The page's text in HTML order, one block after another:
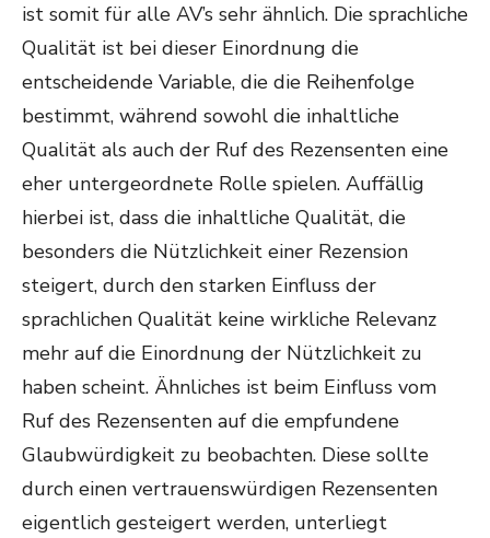
ist somit für alle AV’s sehr ähnlich. Die sprachliche
Qualität ist bei dieser Einordnung die
entscheidende Variable, die die Reihenfolge
bestimmt, während sowohl die inhaltliche
Qualität als auch der Ruf des Rezensenten eine
eher untergeordnete Rolle spielen. Auffällig
hierbei ist, dass die inhaltliche Qualität, die
besonders die Nützlichkeit einer Rezension
steigert, durch den starken Einfluss der
sprachlichen Qualität keine wirkliche Relevanz
mehr auf die Einordnung der Nützlichkeit zu
haben scheint. Ähnliches ist beim Einfluss vom
Ruf des Rezensenten auf die empfundene
Glaubwürdigkeit zu beobachten. Diese sollte
durch einen vertrauenswürdigen Rezensenten
eigentlich gesteigert werden, unterliegt